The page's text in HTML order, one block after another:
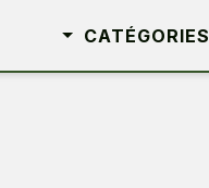
CATÉGORIES